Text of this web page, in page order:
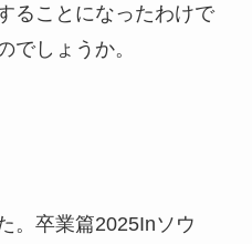
ることになったわけで
でしょうか。
。卒業篇2025Inソウ